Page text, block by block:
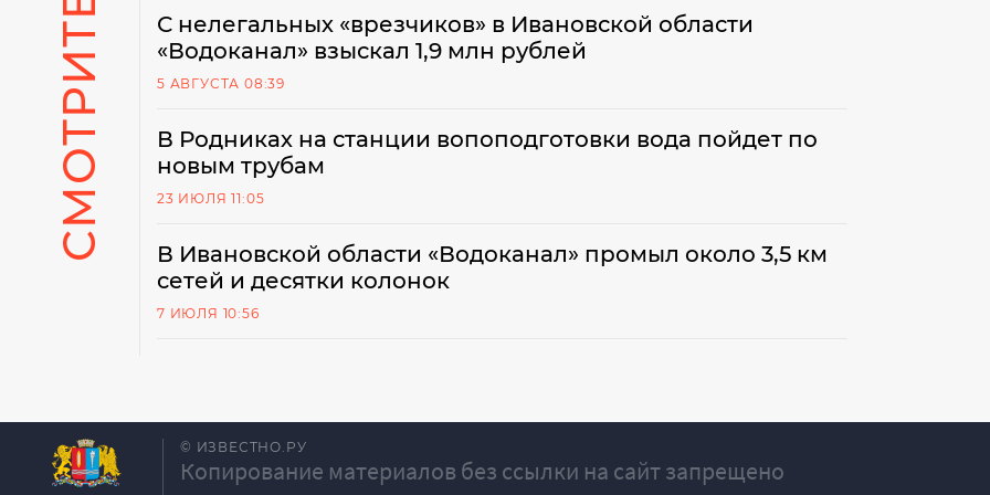
С нелегальных «врезчиков» в Ивановской области
«Водоканал» взыскал 1,9 млн рублей
5 АВГУСТА 08:39
В Родниках на станции вопоподготовки вода пойдет по
новым трубам
23 ИЮЛЯ 11:05
В Ивановской области «Водоканал» промыл около 3,5 км
сетей и десятки колонок
7 ИЮЛЯ 10:56
© ИЗВЕСТНО.РУ
Копирование материалов без ссылки на сайт запрещено